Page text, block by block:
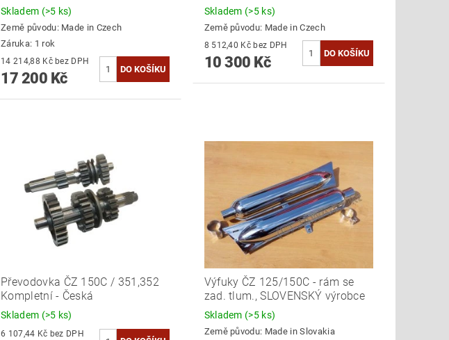
Skladem (>5 ks)
Země původu: Made in Czech
Záruka: 1 rok
14 214,88 Kč bez DPH
17 200 Kč
Skladem (>5 ks)
Země původu: Made in Czech
8 512,40 Kč bez DPH
10 300 Kč
Převodovka ČZ 150C / 351,352
Kompletní - Česká
Skladem (>5 ks)
6 107,44 Kč bez DPH
Výfuky ČZ 125/150C - rám se
zad. tlum., SLOVENSKÝ výrobce
Skladem (>5 ks)
Země původu: Made in Slovakia